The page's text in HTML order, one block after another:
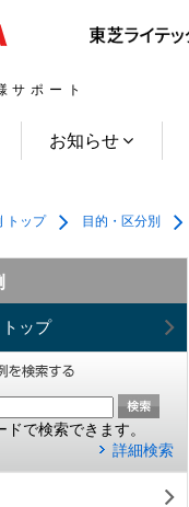
サポート
お知らせ
トップ 目的・区分別
ップ
ドで検索できます。
詳細検索